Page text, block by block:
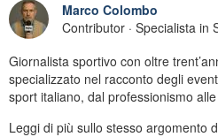
Marco Colombo
Contributor · Specialista in
Giornalista sportivo con oltre
specializzato nel racconto degli
sport italiano, dal professionismo
Leggi di più sullo stesso argomento